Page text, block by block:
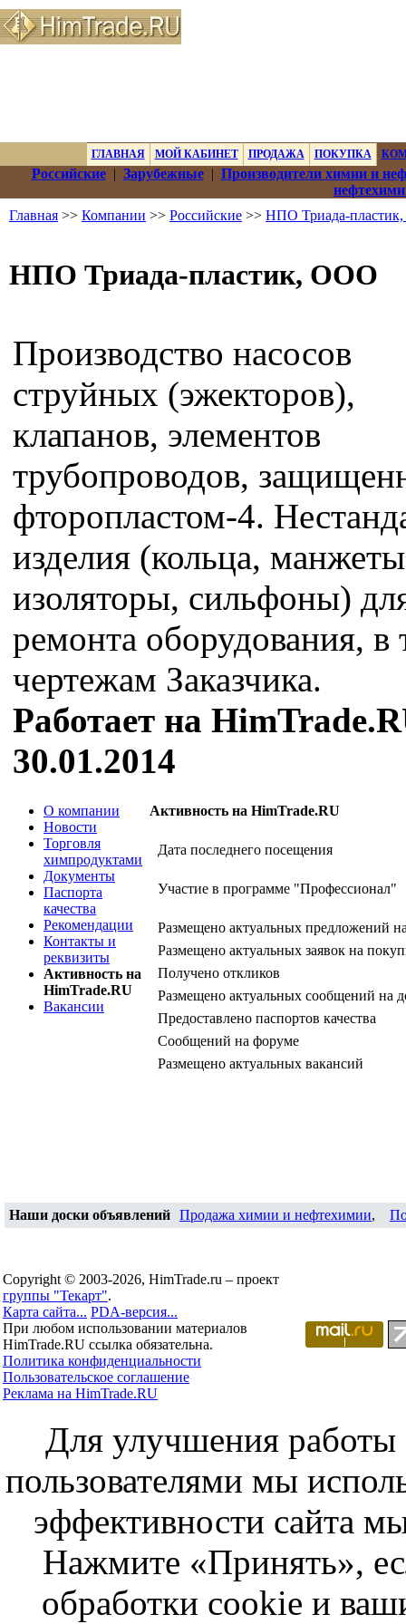
ГЛАВНАЯ МОЙ КАБИНЕТ ПРОДАЖА ПОКУПКА
Российские| Зарубежные| Производители химии и
Главная >> Компании >> Российские >> НПО Триада-
НПО Триада-пластик, ООО
Производство насосов
струйных (эжекторов),
клапанов, элементов
трубопроводов,
фторопластом-4.
изделия (кольца,
изоляторы, сильфоны)
ремонта оборудования, в
чертежам Заказчика.
Работает на
30.01.2014
О компании
Новости
Торговля
химпродуктами
Документы
Паспорта
качества
Рекомендации
Контакты и
реквизиты
Активность на
HimTrade.RU
Вакансии
Активность на HimTrade.RU
Дата последнего посещения
Участие в программе "Профессионал"
Размещено актуальных предложений
Размещено актуальных заявок на
Получено откликов
Размещено актуальных сообщений на
Предоставлено паспортов качества
Сообщений на форуме
Размещено актуальных вакансий
Наши доски объявлений Продажа химии и нефтехимии,
Copyright © 2003-2026, HimTrade.ru – проект
группы "Текарт".
Карта сайта... PDA-версия...
При любом использовании материалов
HimTrade.RU ссылка обязательна.
Политика конфиденциальности
Пользовательское соглашение
Реклама на HimTrade.RU
Для улучшения работы
пользователями мы
эффективности сайта
Нажмите «Принять»,
обработки cookie и